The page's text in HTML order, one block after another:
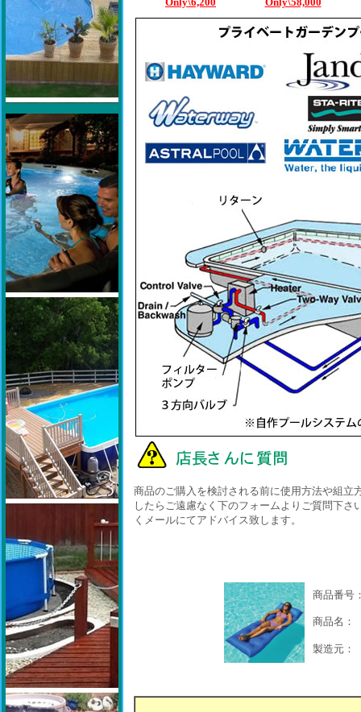
商品のご購入を検討される前に使用方法や組立
したらご遠慮なく下のフォームよりご質問下
くメールにてアドバイス致します。
商品番号
商品名：
製造元：